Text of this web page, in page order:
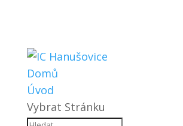
Domů
Úvod
Vybrat Stránku